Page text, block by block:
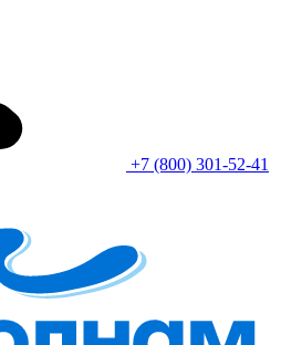
+7 (800) 301-52-41